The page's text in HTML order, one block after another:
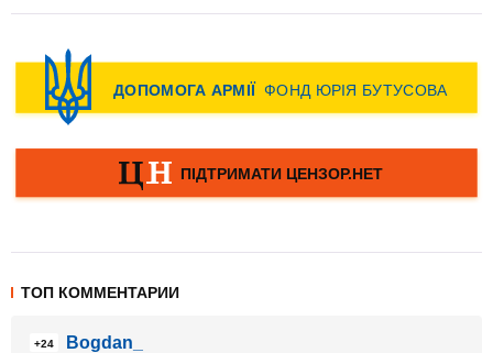
ТОП КОММЕНТАРИИ
+24 Bogdan_